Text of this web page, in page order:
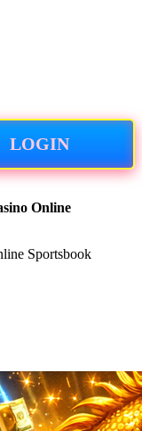
LOGIN
Online
Sportsbook